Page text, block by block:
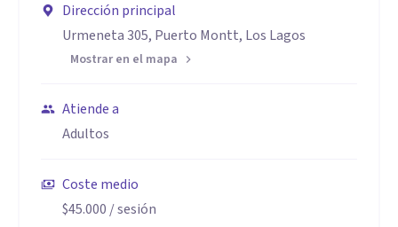
Dirección principal
Urmeneta 305, Puerto Montt, Los Lagos
Mostrar en el mapa
Atiende a
Adultos
Coste medio
$45.000 / sesión